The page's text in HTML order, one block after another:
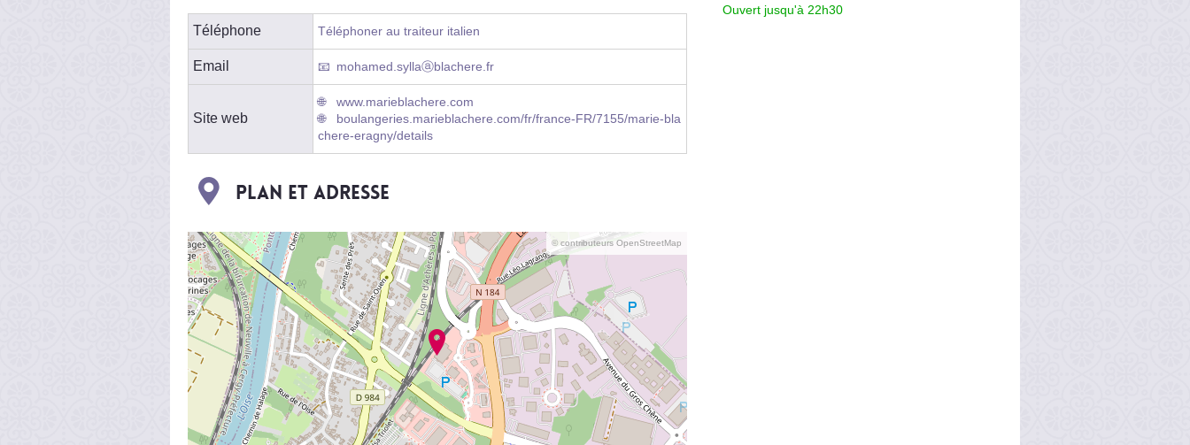
Téléphone Téléphoner au traiteur italien
Email mohamed.syllaⓐblachere.fr
Site web
www.marieblachere.com
boulangeries.marieblachere.com/fr/france-FR/7155/marie-bla
chere-eragny/details
Plan et adresse
© contributeurs OpenStreetMap
Ouvert jusqu'à 22h30